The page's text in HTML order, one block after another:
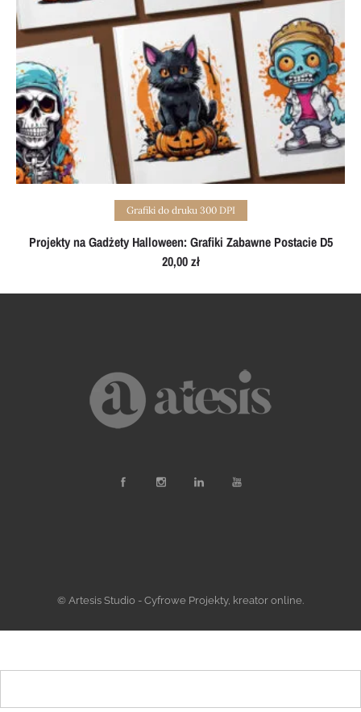
Add to cart
Grafiki do druku 300 DPI
Projekty na Gadżety Halloween: Grafiki Zabawne Postacie D5
20,00zł
© Artesis Studio - Cyfrowe Projekty, kreator online.